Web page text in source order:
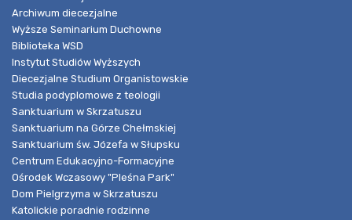
Archiwum diecezjalne
Wyższe Seminarium Duchowne
Biblioteka WSD
Instytut Studiów Wyższych
Diecezjalne Studium Organistowskie
Studia podyplomowe z teologii
Sanktuarium w Skrzatuszu
Sanktuarium na Górze Chełmskiej
Sanktuarium św. Józefa w Słupsku
Centrum Edukacyjno-Formacyjne
Ośrodek Wczasowy "Pleśna Park"
Dom Pielgrzyma w Skrzatuszu
Katolickie poradnie rodzinne